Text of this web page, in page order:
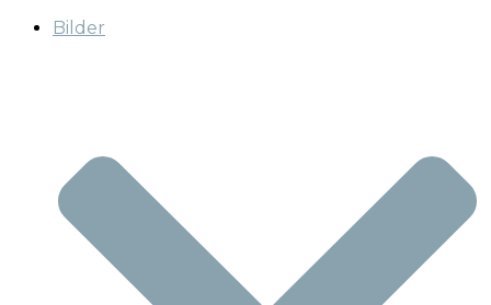
Bilder